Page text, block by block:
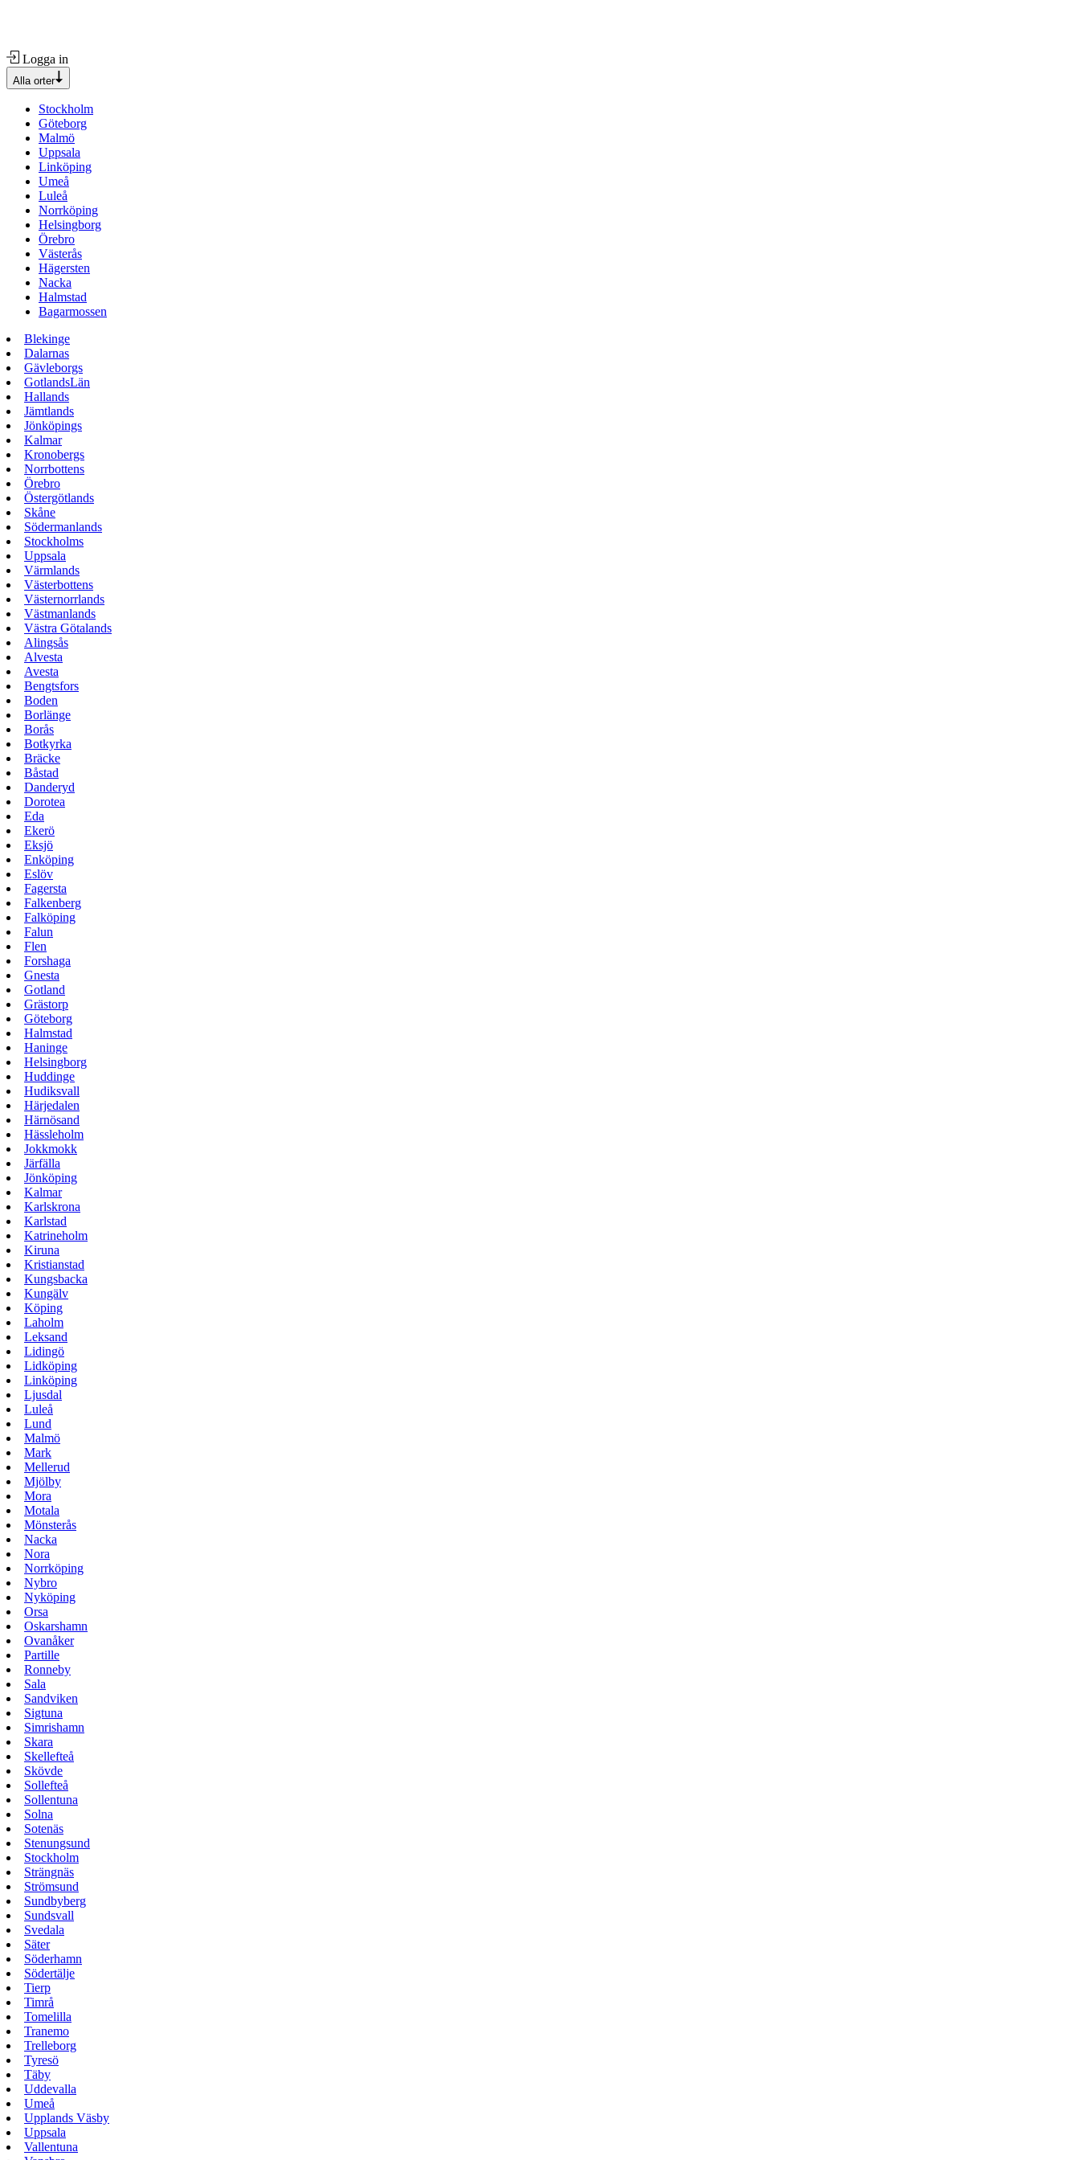
Logga in
Alla orter
Stockholm
Göteborg
Malmö
Uppsala
Linköping
Umeå
Luleå
Norrköping
Helsingborg
Örebro
Västerås
Hägersten
Nacka
Halmstad
Bagarmossen
Blekinge
Dalarnas
Gävleborgs
GotlandsLän
Hallands
Jämtlands
Jönköpings
Kalmar
Kronobergs
Norrbottens
Örebro
Östergötlands
Skåne
Södermanlands
Stockholms
Uppsala
Värmlands
Västerbottens
Västernorrlands
Västmanlands
Västra Götalands
Alingsås
Alvesta
Avesta
Bengtsfors
Boden
Borlänge
Borås
Botkyrka
Bräcke
Båstad
Danderyd
Dorotea
Eda
Ekerö
Eksjö
Enköping
Eslöv
Fagersta
Falkenberg
Falköping
Falun
Flen
Forshaga
Gnesta
Gotland
Grästorp
Göteborg
Halmstad
Haninge
Helsingborg
Huddinge
Hudiksvall
Härjedalen
Härnösand
Hässleholm
Jokkmokk
Järfälla
Jönköping
Kalmar
Karlskrona
Karlstad
Katrineholm
Kiruna
Kristianstad
Kungsbacka
Kungälv
Köping
Laholm
Leksand
Lidingö
Lidköping
Linköping
Ljusdal
Luleå
Lund
Malmö
Mark
Mellerud
Mjölby
Mora
Motala
Mönsterås
Nacka
Nora
Norrköping
Nybro
Nyköping
Orsa
Oskarshamn
Ovanåker
Partille
Ronneby
Sala
Sandviken
Sigtuna
Simrishamn
Skara
Skellefteå
Skövde
Sollefteå
Sollentuna
Solna
Sotenäs
Stenungsund
Stockholm
Strängnäs
Strömsund
Sundbyberg
Sundsvall
Svedala
Säter
Söderhamn
Södertälje
Tierp
Timrå
Tomelilla
Tranemo
Trelleborg
Tyresö
Täby
Uddevalla
Umeå
Upplands Väsby
Uppsala
Vallentuna